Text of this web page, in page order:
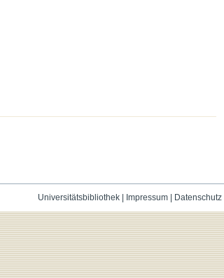
Universitätsbibliothek| Impressum| Datenschutz